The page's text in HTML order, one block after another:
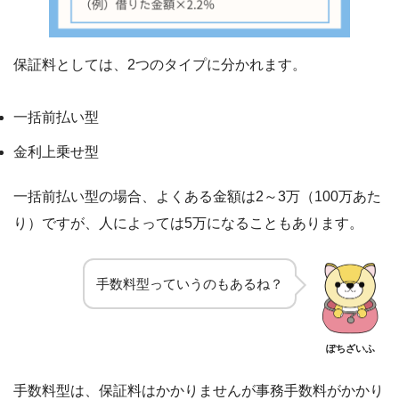
保証料としては、2つのタイプに分かれます。
一括前払い型
金利上乗せ型
一括前払い型の場合、よくある金額は2～3万（100万あた
り）ですが、人によっては5万になることもあります。
手数料型っていうのもあるね？
ぽちざいふ
手数料型は、保証料はかかりませんが事務手数料がかかり